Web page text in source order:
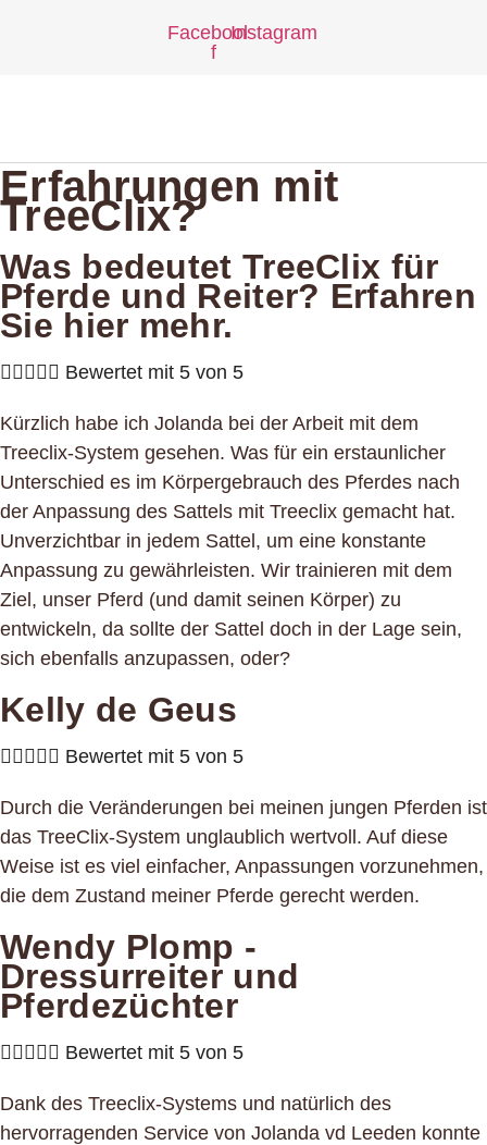
Facebook-
f
Instagram
Erfahrungen mit
TreeClix?
Was bedeutet TreeClix für
Pferde und Reiter? Erfahren
Sie hier mehr.
 Bewertet mit 5 von 5
Kürzlich habe ich Jolanda bei der Arbeit mit dem
Treeclix-System gesehen. Was für ein erstaunlicher
Unterschied es im Körpergebrauch des Pferdes nach
der Anpassung des Sattels mit Treeclix gemacht hat.
Unverzichtbar in jedem Sattel, um eine konstante
Anpassung zu gewährleisten. Wir trainieren mit dem
Ziel, unser Pferd (und damit seinen Körper) zu
entwickeln, da sollte der Sattel doch in der Lage sein,
sich ebenfalls anzupassen, oder?
Kelly de Geus
 Bewertet mit 5 von 5
Durch die Veränderungen bei meinen jungen Pferden ist
das TreeClix-System unglaublich wertvoll. Auf diese
Weise ist es viel einfacher, Anpassungen vorzunehmen,
die dem Zustand meiner Pferde gerecht werden.
Wendy Plomp -
Dressurreiter und
Pferdezüchter
 Bewertet mit 5 von 5
Dank des Treeclix-Systems und natürlich des
hervorragenden Service von Jolanda vd Leeden konnte